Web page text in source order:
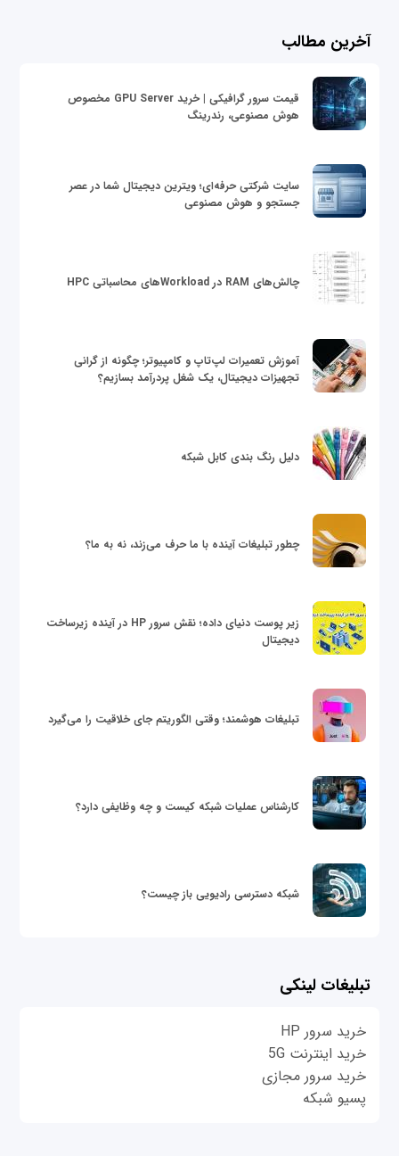
آخرین مطالب
قیمت سرور گرافیکی | خرید GPU Server مخصوص
هوش مصنوعی، رندرینگ
سایت شرکتی حرفه‌ای؛ ویترین دیجیتال شما در عصر
جستجو و هوش مصنوعی
چالش‌های RAM در Workloadهای محاسباتی HPC
آموزش تعمیرات لپ‌تاپ و کامپیوتر؛ چگونه از گرانی
تجهیزات دیجیتال، یک شغل پردرآمد بسازیم؟
دلیل رنگ بندی کابل شبکه
چطور تبلیغات آینده با ما حرف می‌زند، نه به ما؟
زیر پوست دنیای داده؛ نقش سرور HP در آینده زیرساخت
دیجیتال
تبلیغات هوشمند؛ وقتی الگوریتم جای خلاقیت را می‌گیرد
کارشناس عملیات شبکه کیست و چه وظایفی دارد؟
شبکه دسترسی رادیویی باز چیست؟
تبلیغات لینکی
خرید سرور HP
خرید اینترنت 5G
خرید سرور مجازی
پسیو شبکه